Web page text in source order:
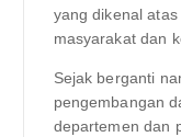
yang dikenal
masyarakat dan
Sejak berganti
pengembangan
departemen dan